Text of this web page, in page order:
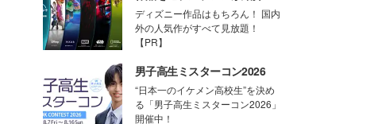
ディズニー作品はもちろん！ 国内
外の人気作がすべて見放題！
【PR】
男子高生ミスターコン2026
“日本一のイケメン高校生”を決め
る「男子高生ミスターコン2026」
開催中！